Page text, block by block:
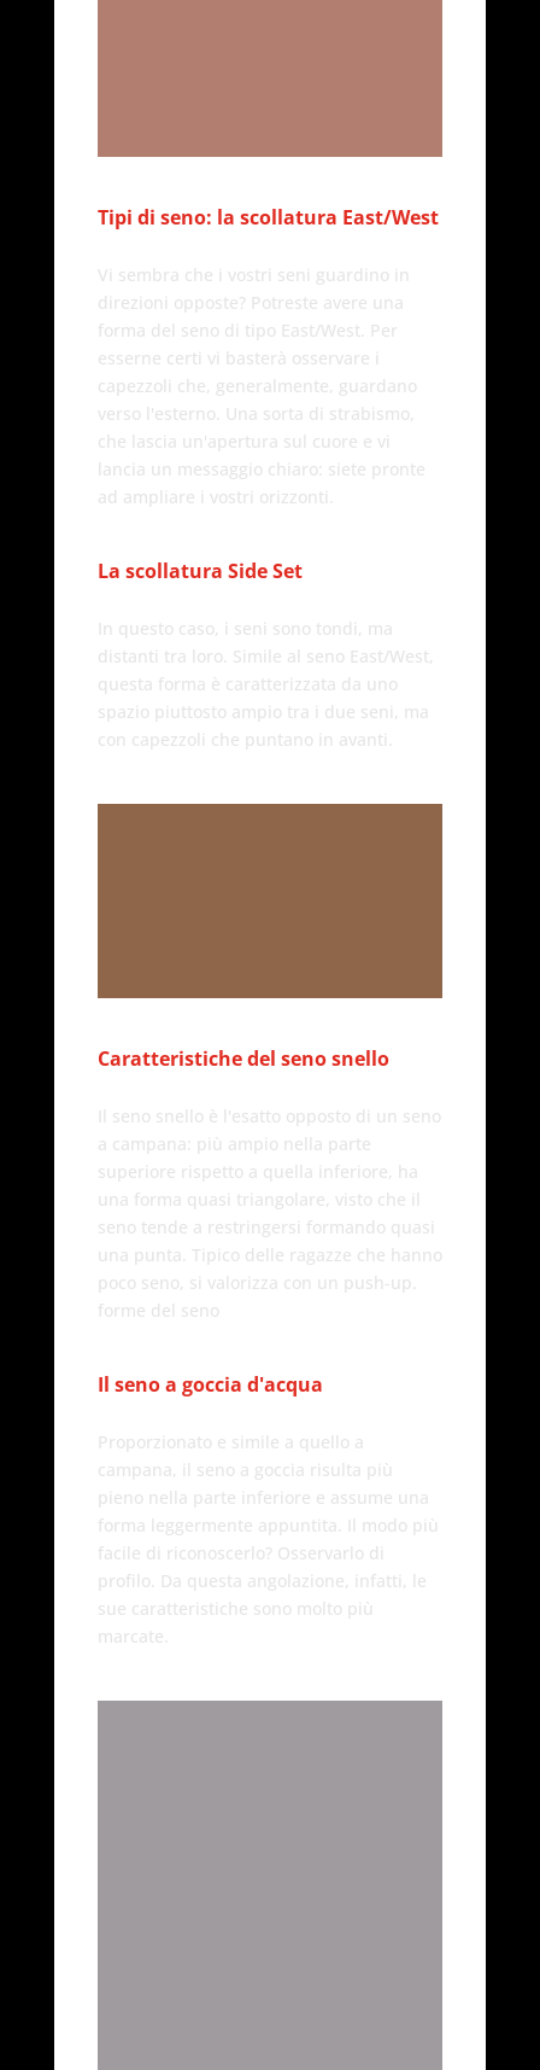
Tipi di seno: la scollatura East/West
Vi sembra che i vostri seni guardino in
direzioni opposte? Potreste avere una
forma del seno di tipo East/West. Per
esserne certi vi basterà osservare i
capezzoli che, generalmente, guardano
verso l'esterno. Una sorta di strabismo,
che lascia un'apertura sul cuore e vi
lancia un messaggio chiaro: siete pronte
ad ampliare i vostri orizzonti.
La scollatura Side Set
In questo caso, i seni sono tondi, ma
distanti tra loro. Simile al seno East/West,
questa forma è caratterizzata da uno
spazio piuttosto ampio tra i due seni, ma
con capezzoli che puntano in avanti.
Caratteristiche del seno snello
Il seno snello è l'esatto opposto di un seno
a campana: più ampio nella parte
superiore rispetto a quella inferiore, ha
una forma quasi triangolare, visto che il
seno tende a restringersi formando quasi
una punta. Tipico delle ragazze che hanno
poco seno, si valorizza con un push-up.
forme del seno
Il seno a goccia d'acqua
Proporzionato e simile a quello a
campana, il seno a goccia risulta più
pieno nella parte inferiore e assume una
forma leggermente appuntita. Il modo più
facile di riconoscerlo? Osservarlo di
profilo. Da questa angolazione, infatti, le
sue caratteristiche sono molto più
marcate.